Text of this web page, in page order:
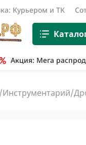
Курьером и ТК
Акция: Мега
/Инструментарий/